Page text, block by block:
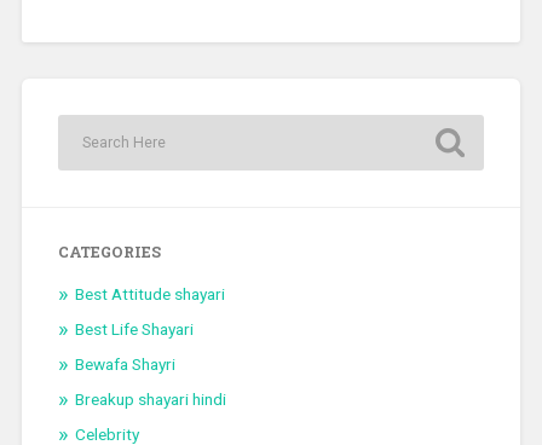
CATEGORIES
Best Attitude shayari
Best Life Shayari
Bewafa Shayri
Breakup shayari hindi
Celebrity